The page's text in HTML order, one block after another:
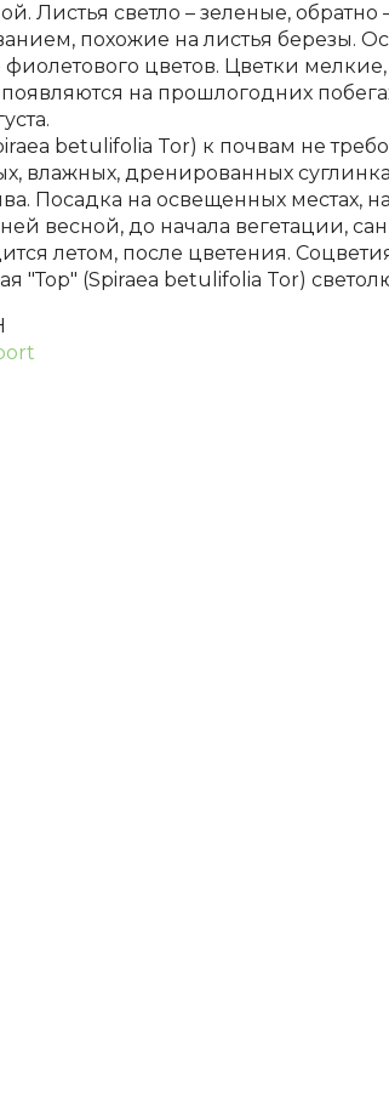
Листья светло – зеленые,
похожие на листья березы.
цветов. Цветки
на прошлогодних
betulifolia Tor) к почвам не
влажных, дренированных
Посадка на освещенных местах,
весной, до начала вегетации,
летом, после цветения.
"Тор" (Spiraea betulifolia Tor)